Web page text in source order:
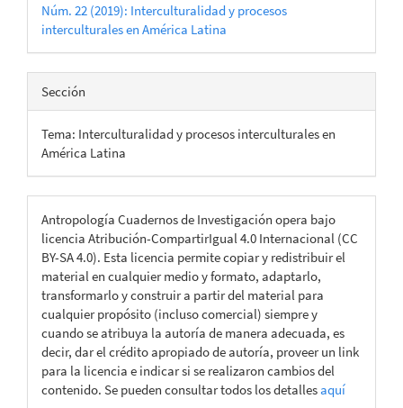
Núm. 22 (2019): Interculturalidad y procesos
interculturales en América Latina
Sección
Tema: Interculturalidad y procesos interculturales en
América Latina
Antropología Cuadernos de Investigación opera bajo
licencia Atribución-CompartirIgual 4.0 Internacional (CC
BY-SA 4.0). Esta licencia permite copiar y redistribuir el
material en cualquier medio y formato, adaptarlo,
transformarlo y construir a partir del material para
cualquier propósito (incluso comercial) siempre y
cuando se atribuya la autoría de manera adecuada, es
decir, dar el crédito apropiado de autoría, proveer un link
para la licencia e indicar si se realizaron cambios del
contenido. Se pueden consultar todos los detallesaquí